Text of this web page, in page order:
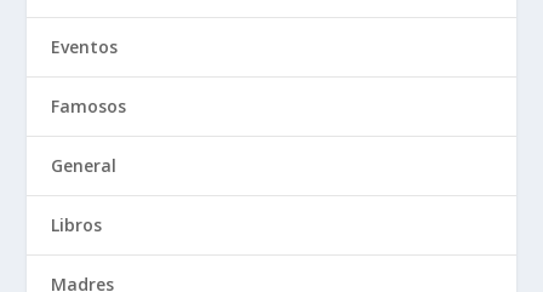
Eventos
Famosos
General
Libros
Madres